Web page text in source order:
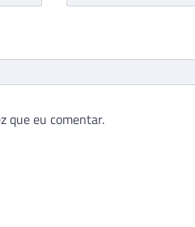
que eu comentar.